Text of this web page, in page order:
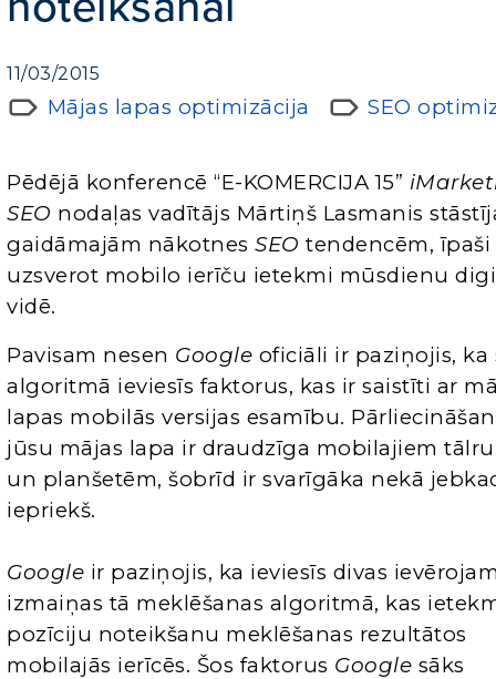
11/03/2015
Mājas lapas optimizācija SEO
Pēdējā konferencē “E-KOMERCIJA 15”
SEO nodaļas vadītājs Mārtiņš Lasmanis
gaidāmajām nākotnesSEO tendencēm, īpaši
uzsverot mobilo ierīču ietekmi mūsdienu
vidē.
Pavisam nesen Google oficiāli ir paziņojis, ka
algoritmā ieviesīs faktorus, kas ir saistīti ar
lapas mobilās versijas esamību.
jūsu mājas lapa ir draudzīga mobilajiem
un planšetēm, šobrīd ir svarīgāka nekā
iepriekš.
Google ir paziņojis, ka ieviesīs divas
izmaiņas tā meklēšanas algoritmā, kas
pozīciju noteikšanu meklēšanas rezultātos
mobilajās ierīcēs. Šos faktorus Google sāks